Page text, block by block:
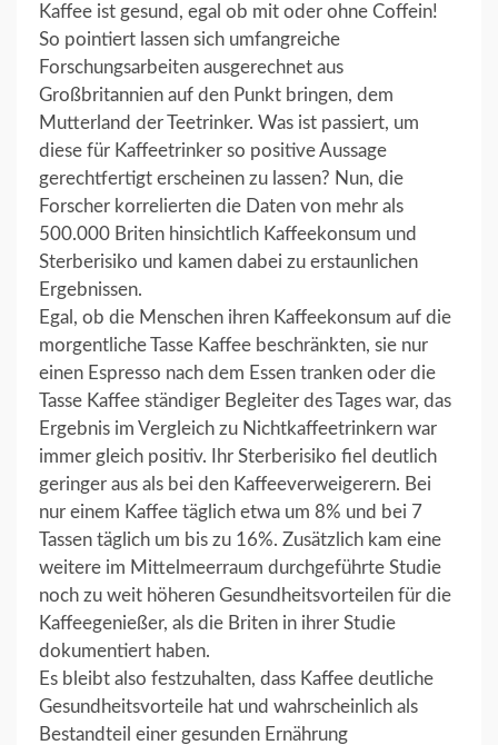
Kaffee ist gesund, egal ob mit oder ohne Coffein!
So pointiert lassen sich umfangreiche
Forschungsarbeiten ausgerechnet aus
Großbritannien auf den Punkt bringen, dem
Mutterland der Teetrinker. Was ist passiert, um
diese für Kaffeetrinker so positive Aussage
gerechtfertigt erscheinen zu lassen? Nun, die
Forscher korrelierten die Daten von mehr als
500.000 Briten hinsichtlich Kaffeekonsum und
Sterberisiko und kamen dabei zu erstaunlichen
Ergebnissen.
Egal, ob die Menschen ihren Kaffeekonsum auf die
morgentliche Tasse Kaffee beschränkten, sie nur
einen Espresso nach dem Essen tranken oder die
Tasse Kaffee ständiger Begleiter des Tages war, das
Ergebnis im Vergleich zu Nichtkaffeetrinkern war
immer gleich positiv. Ihr Sterberisiko fiel deutlich
geringer aus als bei den Kaffeeverweigerern. Bei
nur einem Kaffee täglich etwa um 8% und bei 7
Tassen täglich um bis zu 16%. Zusätzlich kam eine
weitere im Mittelmeerraum durchgeführte Studie
noch zu weit höheren Gesundheitsvorteilen für die
Kaffeegenießer, als die Briten in ihrer Studie
dokumentiert haben.
Es bleibt also festzuhalten, dass Kaffee deutliche
Gesundheitsvorteile hat und wahrscheinlich als
Bestandteil einer gesunden Ernährung